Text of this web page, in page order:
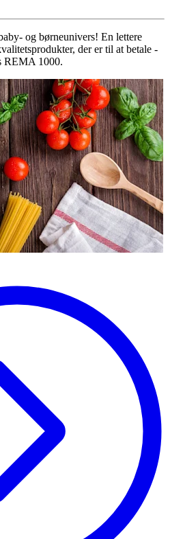
og børneunivers! En lettere
der er til at betale -
REMA 1000.